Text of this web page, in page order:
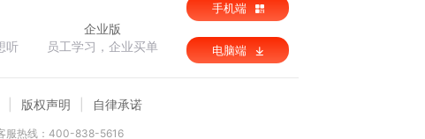
听
企业版
员工学习，企业买单
手机端
电脑端
版权声明 自律承诺
服热线：400-838-5616